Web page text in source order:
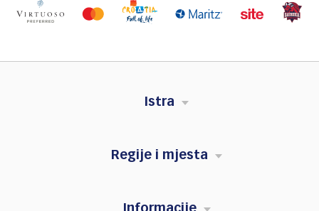
Istra
Regije i mjesta